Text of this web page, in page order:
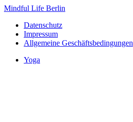
Mindful Life Berlin
Datenschutz
Impressum
Allgemeine Geschäftsbedingungen
Yoga